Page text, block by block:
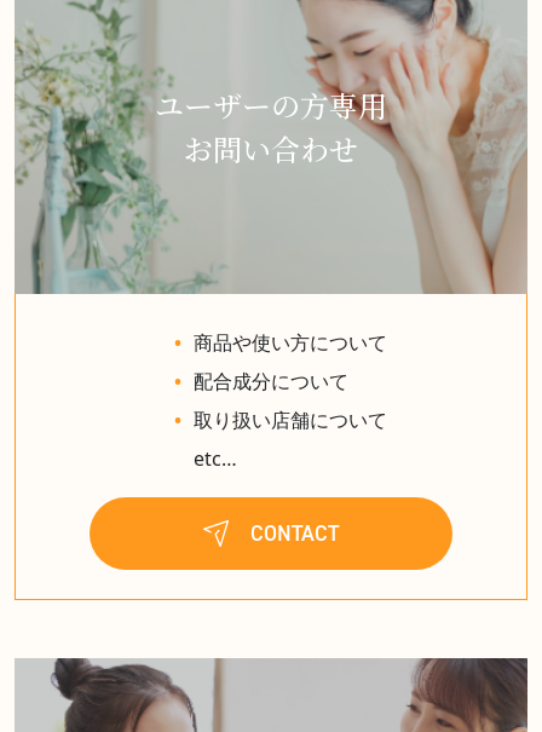
ユーザーの方専用
お問い合わせ
商品や使い方について
配合成分について
取り扱い店舗について
etc…
CONTACT